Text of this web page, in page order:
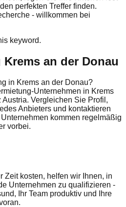
perfekten Treffer finden.
- willkommen bei
keyword.
an der Donau
in Krems an der Donau?
Unternehmen in Krems
Vergleichen Sie Profil,
Anbieters und kontaktieren
kommen regelmäßig
vorbei.
Zeit kosten, helfen wir Ihnen, in
Unternehmen zu qualifizieren -
Ihr Team produktiv und Ihre